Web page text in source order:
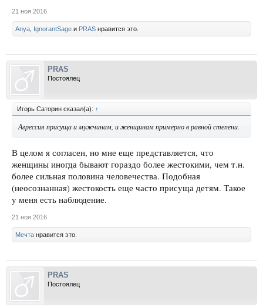
21 ноя 2016
Anya IgnorantSage и PRAS нравится это.
PRAS
Постоялец
Игорь Саторин сказал(а): ↑
Агрессия присуща и мужчинам, и женщинам примерно в равной степени.
В целом я согласен, но мне еще представляется, что
женщины иногда бывают гораздо более жестокими, чем т.н.
более сильная половина человечества. Подобная
(неосознанная) жестокость еще часто присуща детям. Такое
у меня есть наблюдение.
21 ноя 2016
Мечта нравится это.
PRAS
Постоялец